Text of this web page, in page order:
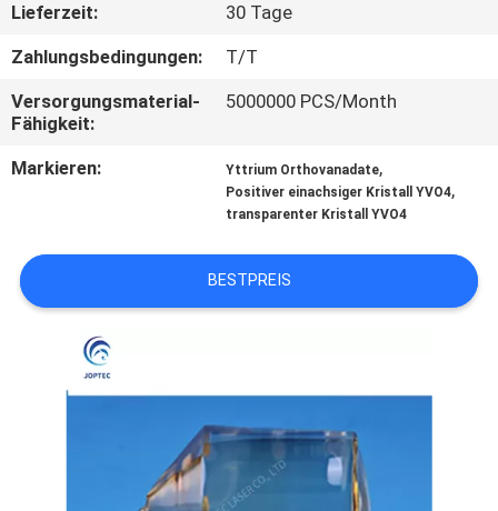
QUALITÄTSKONTROLLE
TRETEN
SIE
MIT
IN
VERBINDUNG
NACHRICHTEN
Lieferzeit:
30 Tage
Zahlungsbedingungen:
T/T
Versorgungsmaterial-
Fähigkeit:
5000000 PCS/Month
Markieren: Yttrium Orthovanadate,
Positiver einachsiger Kristall YVO4,
transparenter Kristall YVO4
BESTPREIS